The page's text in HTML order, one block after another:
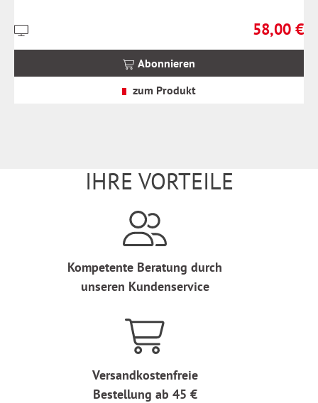
Regulärer
58,00 €
Preise
Abonnieren
zum Produkt
IHRE VORTEILE
Kompetente Beratung durch
unseren Kundenservice
Versandkostenfreie
Bestellung ab 45 €